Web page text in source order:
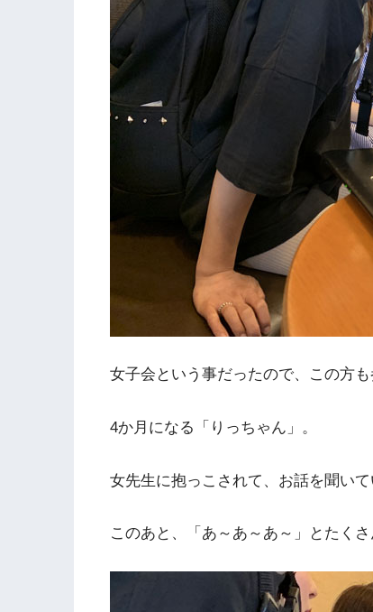
女子会という事だったので、この方
4か月になる「りっちゃん」。
女先生に抱っこされて、お話を聞いて
このあと、「あ～あ～あ～」とたく